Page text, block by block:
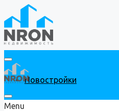
Новостройки
Menu